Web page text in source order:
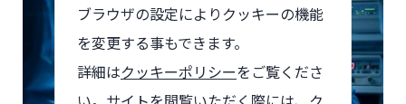
ブラウザの設定によりクッキーの機能
を変更する事もできます。
詳細はクッキーポリシーをご覧くださ